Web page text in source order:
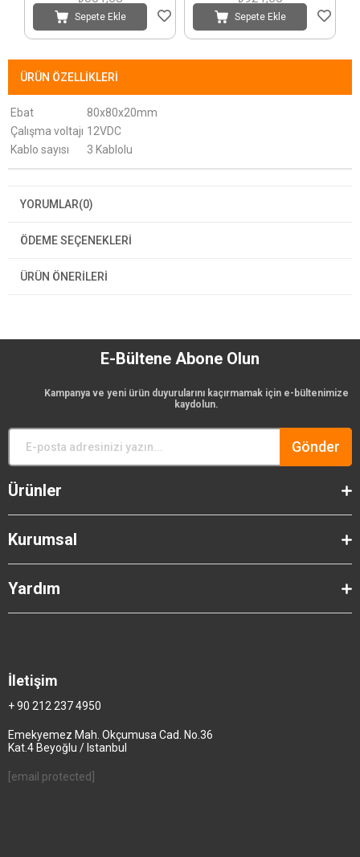
Sepete Ekle Sepete Ekle
ÜRÜN ÖZELLIKLERI
Ebat
80x80x20mm
Çalışma voltajı 12VDC
Kablo sayısı
3 Kablolu
YORUMLAR(0)
ÖDEME SEÇENEKLERI
ÜRÜN ÖNERILERI
E-Bültene Abone Olun
Kampanya ve yeni ürün duyurularını kaçırmamak için e-bültenimize
kaydolun.
Gönder
Ürünler
Kurumsal
Yardım
İletişim
+ 90 212 237 4950
Emekyemez Mah. Okçumusa Cad. No.36
Kat.4 Beyoğlu / Istanbul
[email protected]